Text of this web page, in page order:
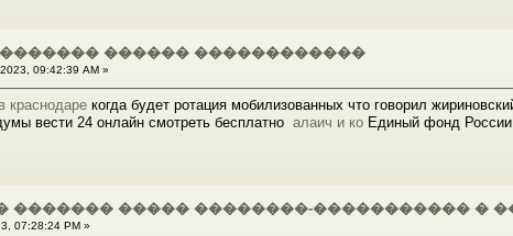
������ ������������
09:42:39 AM »
краснодаре когда будет ротация мобилизованных что говорил
вести 24 онлайн смотреть бесплатно алаич и ко Единый фонд России
������� ����� ��������-����������� �
07:28:24 PM »